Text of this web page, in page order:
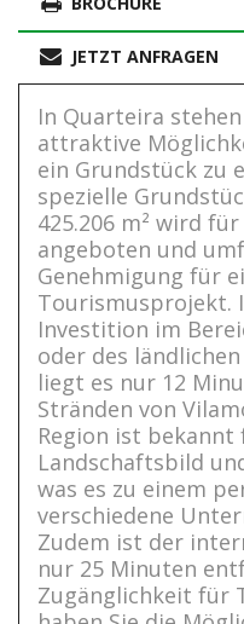
JETZT ANFRAGEN
In Quarteira
attraktive
ein Grundstück zu
spezielle
425.206 m² wird für
angeboten und
Genehmigung für
Tourismusprojekt.
Investition im
oder des
liegt es nur 12
Stränden von
Region ist
Landschaftsbild
was es zu einem
verschiedene
Zudem ist der
nur 25 Minuten
Zugänglichkeit für